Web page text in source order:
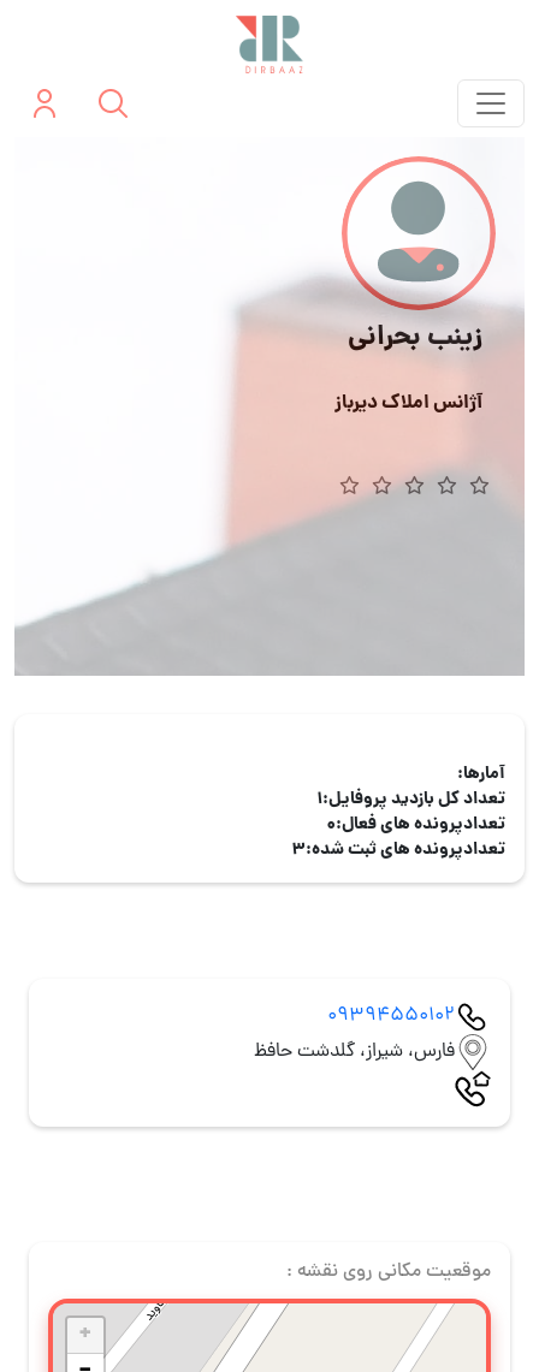
زینب بحرانی
آژانس املاک دیرباز
آمارها:
تعداد کل بازدید پروفایل:1
تعدادپرونده های فعال:0
تعدادپرونده های ثبت شده:3
09394550102
فارس، شیراز، گلدشت حافظ
موقعیت مکانی روی نقشه :
+